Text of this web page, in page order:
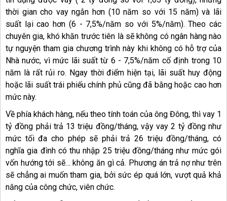
thời gian cho vay ngắn hơn (10 năm so với 15 năm) và lãi
suất lại cao hơn (6 - 7,5%/năm so với 5%/năm). Theo các
chuyên gia, khó khăn trước tiên là sẽ không có ngân hàng nào
tự nguyện tham gia chương trình này khi không có hỗ trợ của
Nhà nước, vì mức lãi suất từ 6 - 7,5%/năm cố định trong 10
năm là rất rủi ro. Ngay thời điểm hiện tại, lãi suất huy động
hoặc lãi suất trái phiếu chính phủ cũng đã bằng hoặc cao hơn
mức này.
Về phía khách hàng, nếu theo tính toán của ông Đông, thì vay 1
tỷ đồng phải trả 13 triệu đồng/tháng, vậy vay 2 tỷ đồng như
mức tối đa cho phép sẽ phải trả 26 triệu đồng/tháng, có
nghĩa gia đình có thu nhập 25 triệu đồng/tháng như mức gói
vốn hướng tới sẽ… không ăn gì cả. Phương án trả nợ như trên
sẽ chẳng ai muốn tham gia, bởi sức ép quá lớn, vượt quả khả
năng của công chức, viên chức.